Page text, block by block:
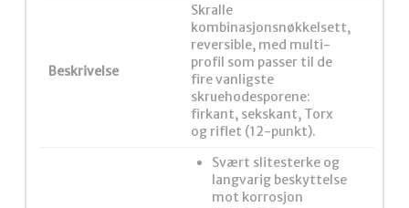
Beskrivelse
Skralle
kombinasjonsnøkkelsett,
reversible, med multi-
profil som passer til de
fire vanligste
skruehodesporene:
firkant, sekskant, Torx
og riflet (12-punkt).
Svært slitesterke og
langvarig beskyttelse
mot korrosjon